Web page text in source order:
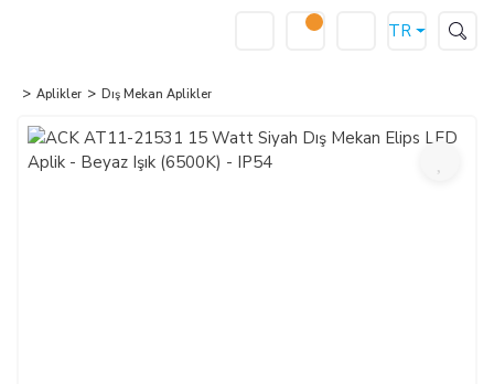
TR
Aplikler Dış Mekan Aplikler